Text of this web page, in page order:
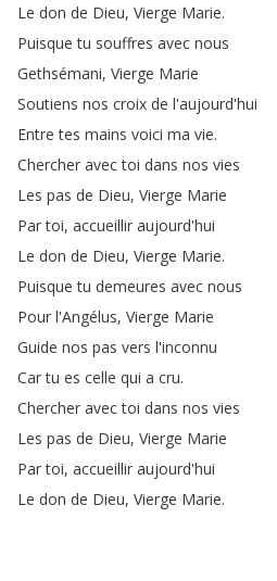
Le don de Dieu, Vierge Marie.
Puisque tu souffres avec nous
Gethsémani, Vierge Marie
Soutiens nos croix de l'aujourd'hui
Entre tes mains voici ma vie.
Chercher avec toi dans nos vies
Les pas de Dieu, Vierge Marie
Par toi, accueillir aujourd'hui
Le don de Dieu, Vierge Marie.
Puisque tu demeures avec nous
Pour l'Angélus, Vierge Marie
Guide nos pas vers l'inconnu
Car tu es celle qui a cru.
Chercher avec toi dans nos vies
Les pas de Dieu, Vierge Marie
Par toi, accueillir aujourd'hui
Le don de Dieu, Vierge Marie.